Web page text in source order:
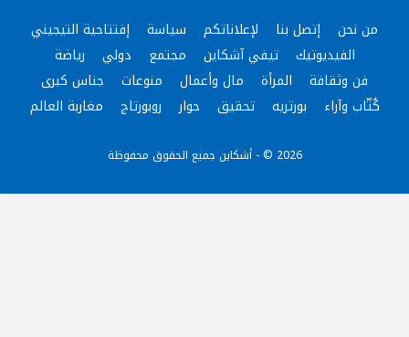
من نحن إتصل بنا لإعلاناتكم سياسة
إفتتاحية التيجيني
الفيديوتيك
تيفي آشكاين مجتمع دولي
رياضة
فن وثقافة
المرأة مال وأعمال منوعات
جناس كبرى
كُتّاب وآراء
بورتريه تحقيق حوار روبورتاج مغاربة العالم
2026 © - أشكاين جميع الحقوق محفوظة